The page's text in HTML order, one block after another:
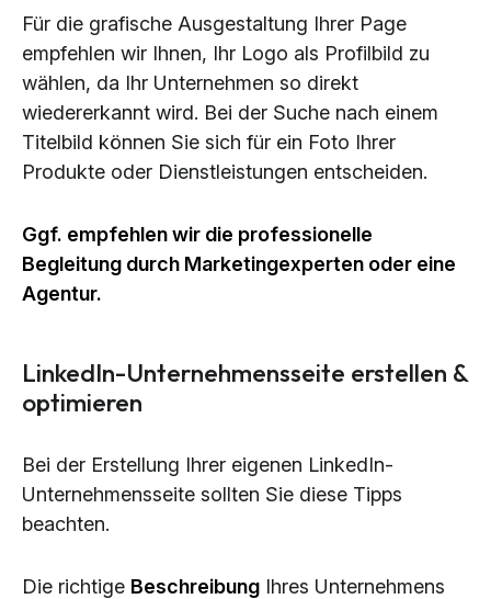
Für die grafische Ausgestaltung Ihrer Page
empfehlen wir Ihnen, Ihr Logo als Profilbild zu
wählen, da Ihr Unternehmen so direkt
wiedererkannt wird. Bei der Suche nach einem
Titelbild können Sie sich für ein Foto Ihrer
Produkte oder Dienstleistungen entscheiden.
Ggf. empfehlen wir die professionelle
Begleitung durch Marketingexperten oder eine
Agentur.
LinkedIn-Unternehmensseite erstellen &
optimieren
Bei der Erstellung Ihrer eigenen LinkedIn-
Unternehmensseite sollten Sie diese Tipps
beachten.
Die richtige Beschreibung Ihres Unternehmens